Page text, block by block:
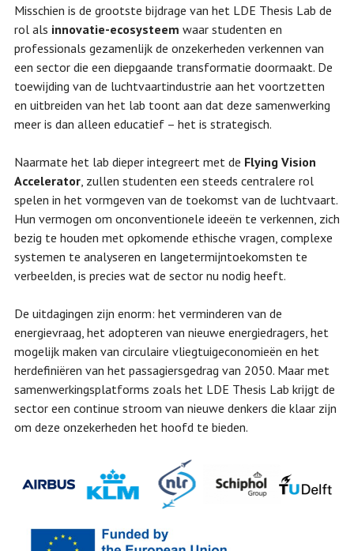
Misschien is de grootste bijdrage van het LDE Thesis Lab de
rol als innovatie-ecosysteem waar studenten en
professionals gezamenlijk de onzekerheden verkennen van
een sector die een diepgaande transformatie doormaakt. De
toewijding van de luchtvaartindustrie aan het voortzetten
en uitbreiden van het lab toont aan dat deze samenwerking
meer is dan alleen educatief – het is strategisch.
Naarmate het lab dieper integreert met de Flying Vision
Accelerator, zullen studenten een steeds centralere rol
spelen in het vormgeven van de toekomst van de luchtvaart.
Hun vermogen om onconventionele ideeën te verkennen, zich
bezig te houden met opkomende ethische vragen, complexe
systemen te analyseren en langetermijntoekomsten te
verbeelden, is precies wat de sector nu nodig heeft.
De uitdagingen zijn enorm: het verminderen van de
energievraag, het adopteren van nieuwe energiedragers, het
mogelijk maken van circulaire vliegtuigeconomieën en het
herdefiniëren van het passagiersgedrag van 2050. Maar met
samenwerkingsplatforms zoals het LDE Thesis Lab krijgt de
sector een continue stroom van nieuwe denkers die klaar zijn
om deze onzekerheden het hoofd te bieden.